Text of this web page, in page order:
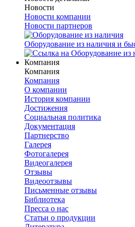
Новости
Новости компании
Новости партнеров
Оборудование из наличия и
Компания
Компания
Компания
О компании
История компании
Достижения
Социальная политика
Документация
Партнерство
Галерея
Фотогалерея
Видеогалерея
Отзывы
Видеоотзывы
Письменные отзывы
Библиотека
Пресса о нас
Статьи о продукции